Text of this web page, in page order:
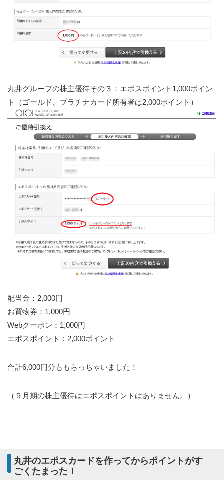
丸井グループの株主優待その３：エポスポイント1,000ポイン
ト（ゴールド、プラチナカード所有者は2,000ポイント）
配当金：2,000円
お買物券：1,000円
Webクーポン：1,000円
エポスポイント：2,000ポイント
合計6,000円分ももらっちゃいました！
（９月期の株主優待はエポスポイントはありません。）
丸井のエポスカードを作ってからポイントがす
ごくたまった！